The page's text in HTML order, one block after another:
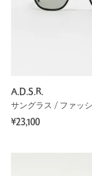
A.D.S.R.
サングラス / ファッ
¥23,100